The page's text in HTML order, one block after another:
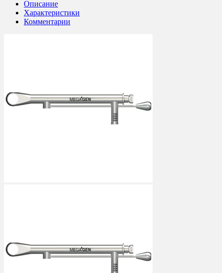
Описание
Характеристики
Комментарии